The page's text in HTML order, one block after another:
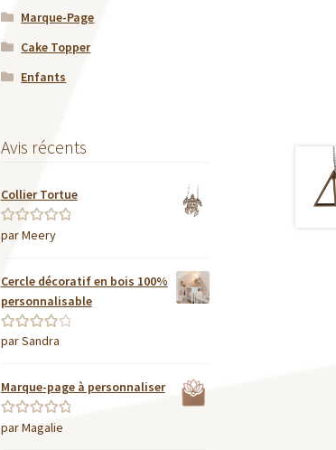
Marque-Page
Cake Topper
Enfants
Avis récents
Collier Tortue
Note5sur 5
par Meery
Cercle décoratif en bois 100%
personnalisable
Note4sur
par Sandra
Marque-page à personnaliser
Note5sur 5
par Magalie